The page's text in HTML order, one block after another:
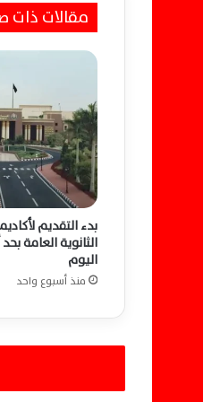
ا
ن
ا
ر
ا
ت
ه
و
ي
ه
ز
م
ث
ي
مقالات ذات
بدء التقديم
اليوم
منذ أسبوع واحد